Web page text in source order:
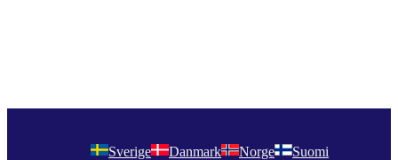
Sverige Danmark Norge Suomi